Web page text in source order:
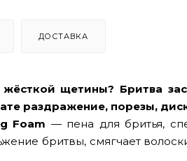
ДОСТАВКА
щетины? Бритва
раздражение, порезы,
Foam — пена для бритья,
бритвы, смягчает